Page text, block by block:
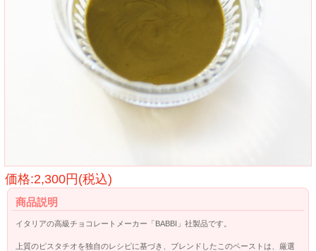
価格:2,300円(税込)
商品説明
イタリアの高級チョコレートメーカー「BABBI」社製品です。
上質のピスタチオを独自のレシピに基づき、ブレンドしたこのペーストは、厳選